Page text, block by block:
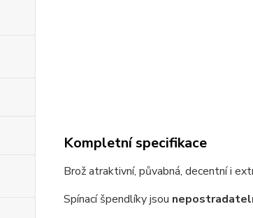
Kompletní specifikace
Brož atraktivní, půvabná, decentní i
Spínací špendlíky jsou